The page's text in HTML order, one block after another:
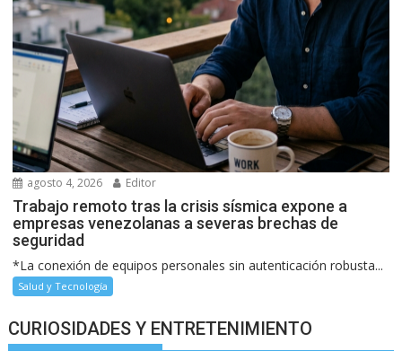
agosto 4, 2026 Editor
Trabajo remoto tras la crisis sísmica expone a
empresas venezolanas a severas brechas de
seguridad
*La conexión de equipos personales sin autenticación robusta...
Salud y Tecnología
CURIOSIDADES Y ENTRETENIMIENTO